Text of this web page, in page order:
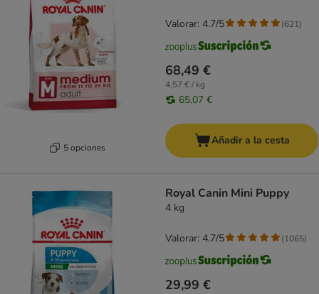
5 opciones
68,49 €
4,57 € / kg
65,07 €
Valorar: 4.7/5 (621)
Añadir a la cesta
Royal Canin Mini Puppy
4 kg
29,99 €
Valorar: 4.7/5 (1065)